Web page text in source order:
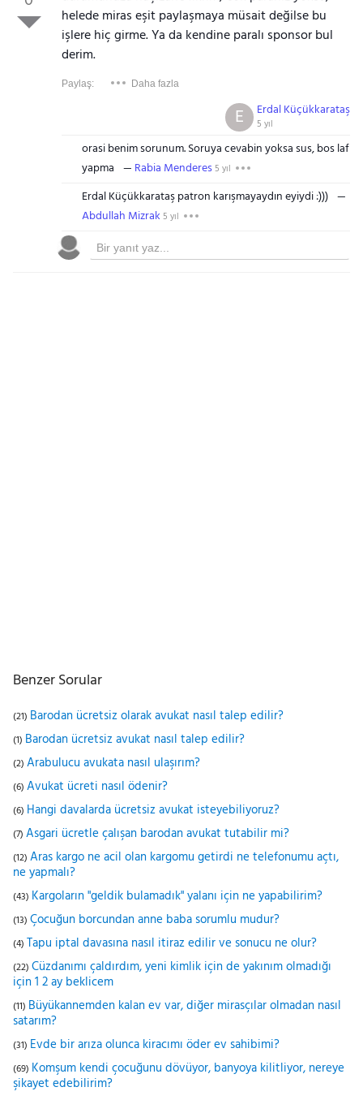
helede miras eşit paylaşmaya müsait değilse bu
işlere hiç girme. Ya da kendine paralı sponsor bul
derim.
Paylaş: Daha fazla
Erdal Küçükkarataş
5 yıl
E
orasi benim sorunum. Soruya cevabin yoksa sus, bos laf
yapma
Rabia Menderes5 yıl
Erdal Küçükkarataş patron karışmayaydın eyiydi :)))
Abdullah Mizrak 5 yıl
Benzer Sorular
(21) Barodan ücretsiz olarak avukat nasıl talep edilir?
(1) Barodan ücretsiz avukat nasıl talep edilir?
(2) Arabulucu avukata nasıl ulaşırım?
(6) Avukat ücreti nasıl ödenir?
(6) Hangi davalarda ücretsiz avukat isteyebiliyoruz?
(7) Asgari ücretle çalışan barodan avukat tutabilir mi?
(12) Aras kargo ne acil olan kargomu getirdi ne telefonumu açtı,
ne yapmalı?
(43) Kargoların "geldik bulamadık" yalanı için ne yapabilirim?
(13) Çocuğun borcundan anne baba sorumlu mudur?
(4) Tapu iptal davasına nasıl itiraz edilir ve sonucu ne olur?
(22) Cüzdanımı çaldırdım, yeni kimlik için de yakınım olmadığı
için 1 2 ay beklicem
(11) Büyükannemden kalan ev var, diğer mirasçılar olmadan nasıl
satarım?
(31) Evde bir arıza olunca kiracımı öder ev sahibimi?
(69) Komşum kendi çocuğunu dövüyor, banyoya kilitliyor, nereye
şikayet edebilirim?